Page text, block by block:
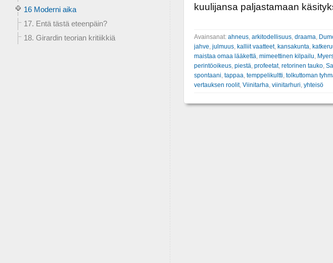
kuulijansa paljastamaan
Avainsanat: ahneus, arkitodellisuus, draama
jahve julmuus, kalliit vaatteet, kansakunta
maistaa omaa lääkettä mimeettinen kilpailu
perintöoikeus, piestä profeetat, retorinen tauko,
spontaani tappaa temppelikultti tolkuttoman
vertauksen roolit, Viinitarha viinitarhuri yhteisö
16 Moderni aika
17. Entä tästä eteenpäin?
18. Girardin teorian kritiikkiä